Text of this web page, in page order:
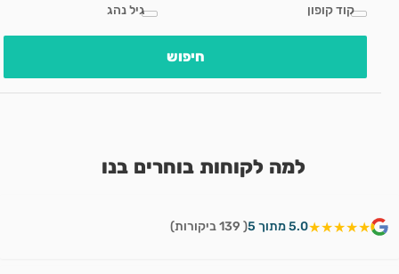
קוד קופון גיל נהג
חיפוש
למה לקוחות בוחרים בנו
★★★★★5.0 מתוך 5 ( 139 ביקורות)